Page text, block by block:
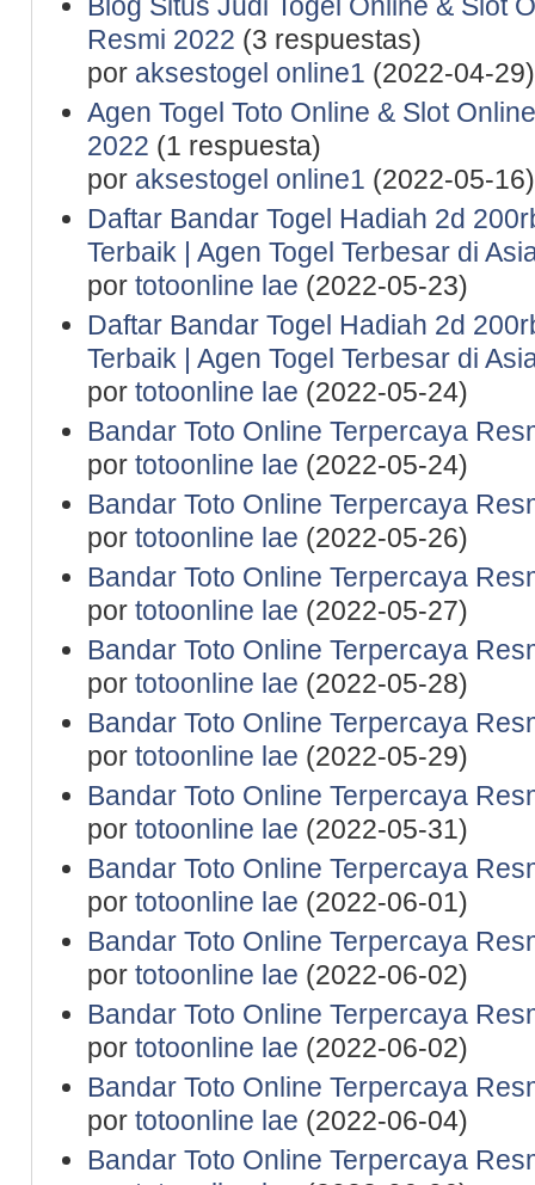
Resmi 2022 (3 respuestas)
por aksestogel online1 (2022-04-29)
Agen Togel Toto Online & Slot
2022 (1 respuesta)
por aksestogel online1 (2022-05-16)
Daftar Bandar Togel Hadiah 2d
Terbaik | Agen Togel Terbesar di
por totoonline lae (2022-05-23)
Daftar Bandar Togel Hadiah 2d
Terbaik | Agen Togel Terbesar di
por totoonline lae (2022-05-24)
Bandar Toto Online Terpercaya
por totoonline lae (2022-05-24)
Bandar Toto Online Terpercaya
por totoonline lae (2022-05-26)
Bandar Toto Online Terpercaya
por totoonline lae (2022-05-27)
Bandar Toto Online Terpercaya
por totoonline lae (2022-05-28)
Bandar Toto Online Terpercaya
por totoonline lae (2022-05-29)
Bandar Toto Online Terpercaya
por totoonline lae (2022-05-31)
Bandar Toto Online Terpercaya
por totoonline lae (2022-06-01)
Bandar Toto Online Terpercaya
por totoonline lae (2022-06-02)
Bandar Toto Online Terpercaya
por totoonline lae (2022-06-02)
Bandar Toto Online Terpercaya
por totoonline lae (2022-06-04)
Bandar Toto Online Terpercaya